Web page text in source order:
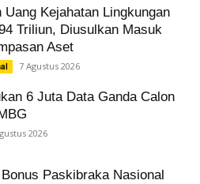
Uang Kejahatan Lingkungan
Triliun, Diusulkan Masuk
Aset
7 Agustus 2026
6 Juta Data Ganda Calon
2026
Paskibraka Nasional